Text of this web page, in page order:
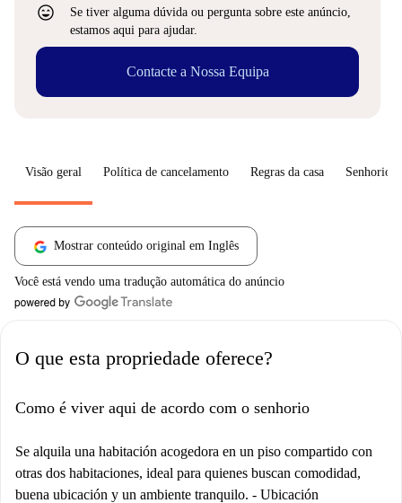
sentiment_very_satisfied
Se tiver alguma dúvida ou pergunta sobre este anúncio,
estamos aqui para ajudar.
Contacte a Nossa Equipa
Visão geral Política de cancelamento Regras da casa Senhorio
Mostrar conteúdo original em Inglês
Você está vendo uma tradução automática do anúncio
O que esta propriedade oferece?
Como é viver aqui de acordo com o senhorio
Se alquila una habitación acogedora en un piso compartido con
otras dos habitaciones, ideal para quienes buscan comodidad,
buena ubicación y un ambiente tranquilo. - Ubicación